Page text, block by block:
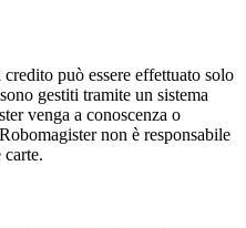
può essere effettuato solo
gestiti tramite un sistema
venga a conoscenza o
non è responsabile